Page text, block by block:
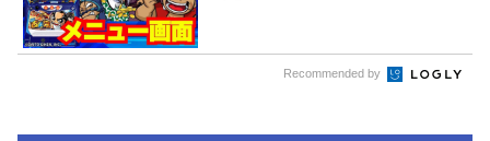
Recommended by